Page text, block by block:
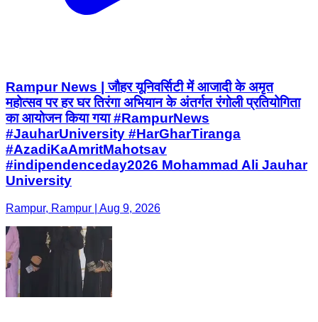
Rampur News | जौहर यूनिवर्सिटी में आजादी के अमृत
महोत्सव पर हर घर तिरंगा अभियान के अंतर्गत रंगोली प्रतियोगिता
का आयोजन किया गया #RampurNews
#JauharUniversity #HarGharTiranga
#AzadiKaAmritMahotsav
#indipendenceday2026 Mohammad Ali Jauhar
University
Rampur, Rampur | Aug 9, 2026